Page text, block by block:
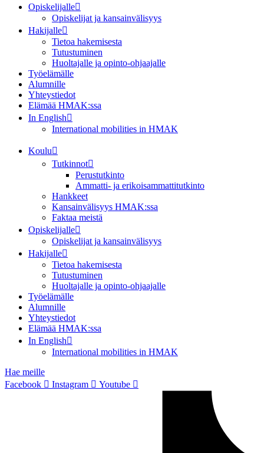
Opiskelijalle
Opiskelijat ja kansainvälisyys
Hakijalle
Tietoa hakemisesta
Tutustuminen
Huoltajalle ja opinto-ohjaajalle
Työelämälle
Alumnille
Yhteystiedot
Elämää HMAK:ssa
In English
International mobilities in HMAK
Koulu
Tutkinnot
Perustutkinto
Ammatti- ja erikoisammattitutkinto
Hankkeet
Kansainvälisyys HMAK:ssa
Faktaa meistä
Opiskelijalle
Opiskelijat ja kansainvälisyys
Hakijalle
Tietoa hakemisesta
Tutustuminen
Huoltajalle ja opinto-ohjaajalle
Työelämälle
Alumnille
Yhteystiedot
Elämää HMAK:ssa
In English
International mobilities in HMAK
Hae meille
Facebook
Instagram Youtube